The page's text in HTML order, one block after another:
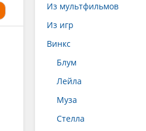
Из мультфильмов
Из игр
Винкс
Блум
Лейла
Муза
Стелла